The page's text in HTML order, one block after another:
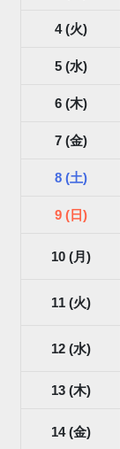
4 (火)
5 (水)
6 (木)
7 (金)
8 (土)
9 (日)
10 (月)
11 (火)
12 (水)
13 (木)
14 (金)